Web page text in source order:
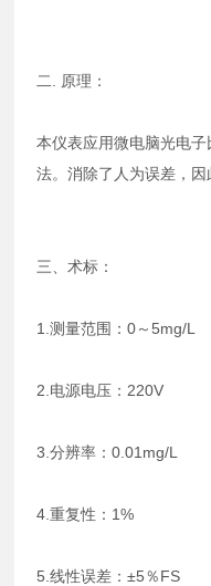
二. 原理：
本仪表应用微电脑光电
法。消除了人为误差，因
三、术
1.测量范围：0～5mg/L
2.电源电压：220V
3.分辨率：0.01mg/L
4.重复性：1%
5.线性误差：±5％FS